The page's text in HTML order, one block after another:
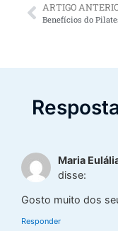
ARTIGO
Maria
disse:
Gosto muito dos
Responder